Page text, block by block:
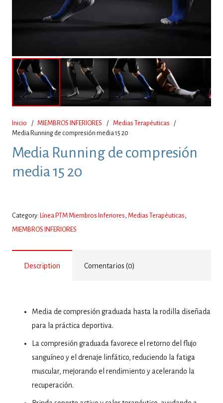
Inicio / MIEMBROS INFERIORES / Medias Terapéuticas
/
Media Running de compresión media 15 20
Media Running de compresión
media 15 20
Category: Línea PTM Miembros Inferiores , Medias Terapéuticas ,
MIEMBROS INFERIORES
Description Comentarios (0)
Media de compresión graduada hasta la rodilla diseñada
para la práctica deportiva.
La compresión graduada favorece el retorno del flujo
sanguíneo y el drenaje linfático, reduciendo la fatiga
muscular, mejorando el rendimiento y acelerando la
recuperación.